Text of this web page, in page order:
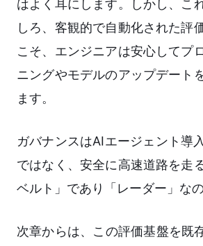
はよく耳にします。しかし、こ
しろ、客観的で自動化された評
こそ、エンジニアは安心してプ
ニングやモデルのアップデート
ます。
ガバナンスはAIエージェント導
ではなく、安全に高速道路を走
ベルト」であり「レーダー」なの
次章からは、この評価基盤を既